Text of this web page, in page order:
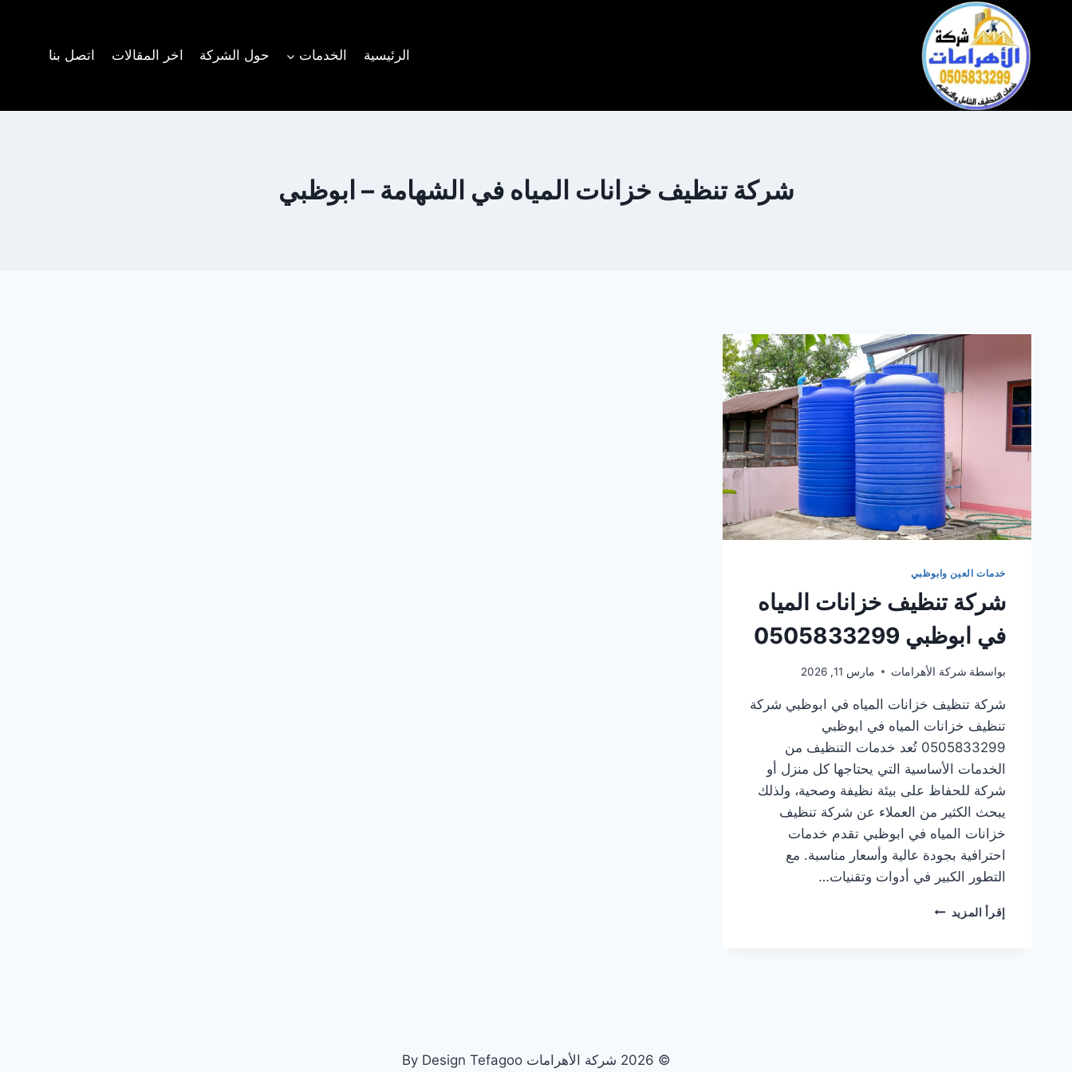
المحتوى
الرئيسية الخدمات حول الشركة اخر المقالات اتصل بنا
شركة تنظيف خزانات المياه في الشهامة – ابوظبي
خدمات العين وابوظبي
شركة تنظيف خزانات المياه
في ابوظبي 0505833299
بواسطة شركة الأهرامات مارس 11, 2026
شركة تنظيف خزانات المياه في ابوظبي شركة
تنظيف خزانات المياه في ابوظبي
0505833299 تُعد خدمات التنظيف من
الخدمات الأساسية التي يحتاجها كل منزل أو
شركة للحفاظ على بيئة نظيفة وصحية، ولذلك
يبحث الكثير من العملاء عن شركة تنظيف
خزانات المياه في ابوظبي تقدم خدمات
احترافية بجودة عالية وأسعار مناسبة. مع
التطور الكبير في أدوات وتقنيات…
إقرأ المزيد شركة
© 2026 شركة الأهرامات By Design Tefagoo